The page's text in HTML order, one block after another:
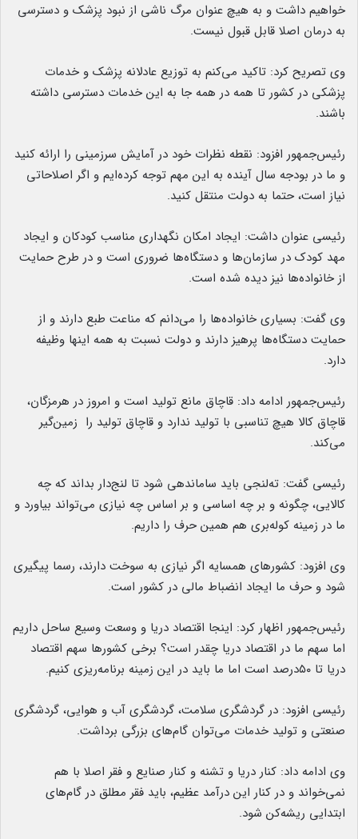
خواهیم داشت و به هیچ عنوان مرگ ناشی از نبود پزشک و دسترسی
به درمان اصلا قابل قبول نیست.
وی تصریح کرد: تاکید می‌کنم به توزیع عادلانه پزشک و خدمات
پزشکی در کشور تا همه در همه جا به این خدمات دسترسی داشته
باشند.
رئیس‌جمهور افزود: نقطه نظرات خود در آمایش سرزمینی را ارائه کنید
و ما در بودجه سال آینده به این مهم توجه کرده‌ایم و اگر اصلاحاتی
نیاز است، حتما به دولت منتقل کنید.
رئیسی عنوان داشت: ایجاد امکان نگهداری مناسب کودکان و ایجاد
مهد کودک در سازمان‌ها و دستگاه‌ها ضروری است و در طرح حمایت
از خانواده‌ها نیز دیده شده است.
وی گفت: بسیاری خانواده‌ها را می‌دانم که مناعت طبع دارند و از
حمایت دستگاه‌ها پرهیز دارند و دولت نسبت به همه اینها وظیفه
دارد.
رئیس‌جمهور ادامه داد: قاچاق مانع تولید است و امروز در هرمزگان،
قاچاق کالا هیچ تناسبی با تولید ندارد و قاچاق تولید را زمین‌گیر
می‌کند.
رئیسی گفت: ته‌لنجی باید ساماندهی شود تا لنج‌دار بداند که چه
کالایی، چگونه و بر چه اساسی و بر اساس چه نیازی می‌تواند بیاورد و
ما در زمینه کوله‌بری هم همین حرف را داریم.
وی افزود: کشورهای همسایه اگر نیازی به سوخت دارند، رسما پیگیری
شود و حرف ما ایجاد انضباط مالی در کشور است.
رئیس‌جمهور اظهار کرد: اینجا اقتصاد دریا و وسعت وسیع ساحل داریم
اما سهم ما در اقتصاد دریا چقدر است؟ برخی کشورها سهم اقتصاد
دریا تا ۵۰درصد است اما ما باید در این زمینه برنامه‌ریزی کنیم.
رئیسی افزود: در گردشگری سلامت، گردشگری آب و هوایی، گردشگری
صنعتی و تولید خدمات می‌توان گام‌های بزرگی برداشت.
وی ادامه داد: کنار دریا و تشنه و کنار صنایع و فقر اصلا با هم
نمی‌خواند و در کنار این درآمد عظیم، باید فقر مطلق در گام‌های
ابتدایی ریشه‌کن شود.